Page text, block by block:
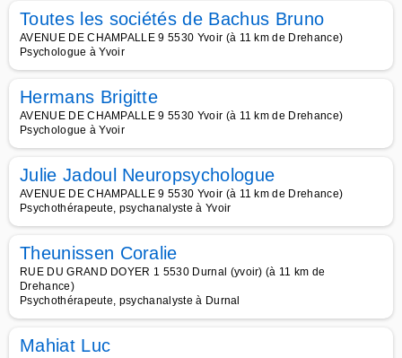
Toutes les sociétés de Bachus Bruno
AVENUE DE CHAMPALLE 9 5530 Yvoir (à 11 km de Drehance)
Psychologue à Yvoir
Hermans Brigitte
AVENUE DE CHAMPALLE 9 5530 Yvoir (à 11 km de Drehance)
Psychologue à Yvoir
Julie Jadoul Neuropsychologue
AVENUE DE CHAMPALLE 9 5530 Yvoir (à 11 km de Drehance)
Psychothérapeute, psychanalyste à Yvoir
Theunissen Coralie
RUE DU GRAND DOYER 1 5530 Durnal (yvoir) (à 11 km de
Drehance)
Psychothérapeute, psychanalyste à Durnal
Mahiat Luc